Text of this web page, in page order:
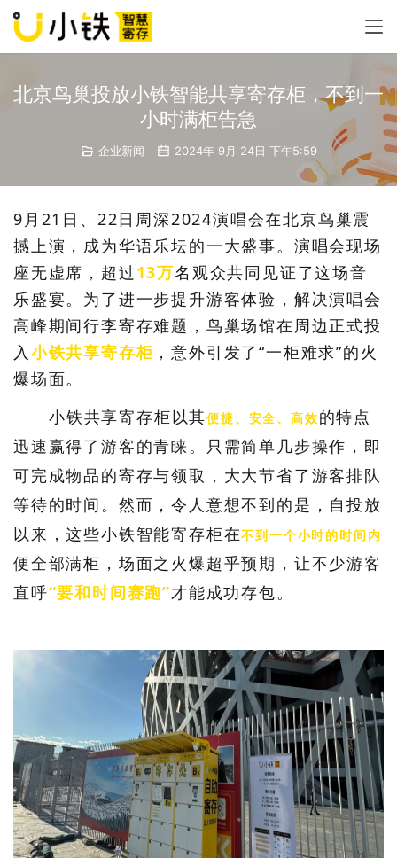
北京鸟巢投放小铁智能共享寄存柜，不到一
小时满柜告急
企业新闻 2024年 9月 24日 下午5:59
9月21日、22日周深2024演唱会在北京鸟巢震
撼上演，成为华语乐坛的一大盛事。演唱会现场
座无虚席，超过13万名观众共同见证了这场音
乐盛宴。 为了进一步提升游客体验，解决演唱会
高峰期间行李寄存难题，鸟巢场馆在周边正式投
入 小铁共享寄存柜 ，意外引发了“一柜难求”的火
爆场面。
小铁共享寄存柜以其便捷、安全、高效的特点
迅速赢得了游客的青睐。 只需简单几步操作，即
可完成物品的寄存与领取，大大节省了游客排队
等待的时间。 然而，令人意想不到的是，自投放
以来，这些小铁智能寄存柜在不到一个小时的时间内
便全部满柜，场面之火爆超乎预期，让不少游客
直呼“要和时间赛跑”才能成功存包。